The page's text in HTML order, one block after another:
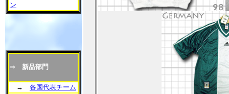
ン
⇒ 新品部門
→ 各国代表チーム